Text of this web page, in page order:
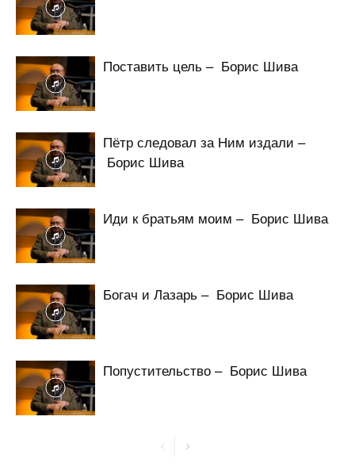
Поставить цель – Борис Шива
Пётр следовал за Ним издали –
Борис Шива
Иди к братьям моим – Борис Шива
Богач и Лазарь – Борис Шива
Попустительство – Борис Шива